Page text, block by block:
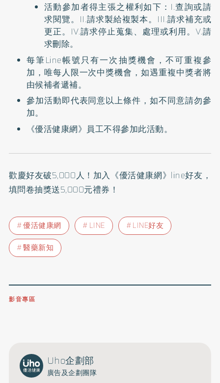
活動參加者得主張之權利如下：I.查詢或請
求閱覽。II.請求製給複製本。III.請求補充或
更正。IV.請求停止蒐集、處理或利用。V.請
求刪除。
每筆Line帳號只有一次抽獎機會，不可重複參
加，唯每人限一次中獎機會，如遇重複中獎者將
由候補者遞補。
參加活動即代表同意以上條件，如不同意請勿參
加。
《優活健康網》員工不得參加此活動。
歡慶好友破5,000人！加入 《優活健康網》line好友 ，
填問卷抽獎送5,000元禮券！
優活健康網 LINE
LINE好友
醫藥新知
影音專區
Uho企劃部
廣告及企劃團隊